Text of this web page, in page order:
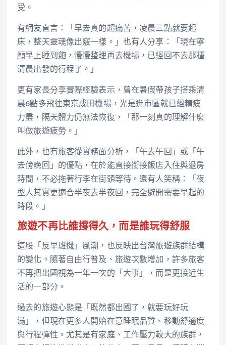
受。
有網友直言：「早去真的超痛苦，凌晨三點就要起
床，整天靈魂像出竅一樣。」也有人分享：「現在寧
願早上睡到飽，慢慢整理再去機場，已經回不去那種
清晨出發的行程了。」
更有家長分享實際經驗表示，曾在暑假帶孩子搭乘清
晨6點多飛往東京成田機場，光是進市區就已經精疲
力盡，隔天體力仍無法恢復，「那一刻真的理解什麼
叫做旅遊疲勞。」
此外，也有旅客從實務面分析，「午去午回」或「午
去傍晚回」的優點，在於能直接銜接飯店入住與退房
時間，不必拖著行李在街頭等待。還有人笑稱：「夜
型人其實更適合半夜去半夜回，完全避開需要早起的
時段。」
旅遊不再比誰撐得久，而是誰玩得舒服
這股「反早班機」風潮，也反映出台灣旅遊族群結構
的變化。隨著自由行普及、旅遊次數增加，許多旅客
不再把出國視為一年一次的「大事」，而是更接近生
活的一部分。
過去的旅遊心態是「既然都出國了，就要玩好玩
滿」，但現在更多人開始在意睡眠品質、移動舒適度
與行程彈性。尤其是有家庭、工作壓力較大的族群，